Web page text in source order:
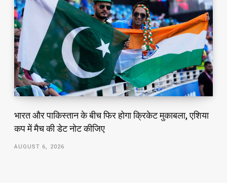
भारत और पाकिस्तान के बीच फिर होगा क्रिकेट मुकाबला, एशिया
कप में मैच की डेट नोट कीजिए
AUGUST 6, 2026